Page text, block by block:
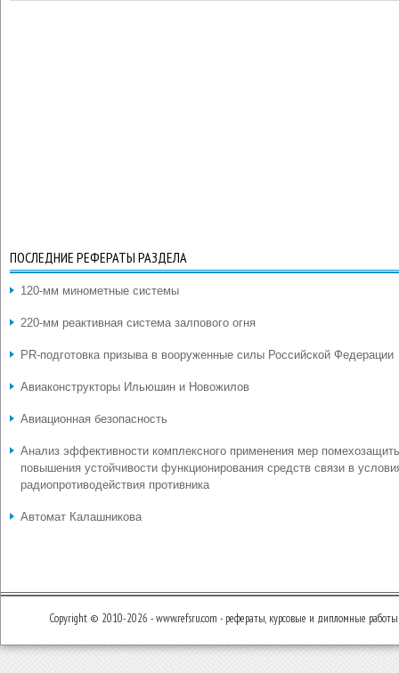
ПОСЛЕДНИЕ РЕФЕРАТЫ РАЗДЕЛА
120-мм минометные системы
220-мм реактивная система залпового огня
PR-подготовка призыва в вооруженные силы Российской Федерации
Авиаконструкторы Ильюшин и Новожилов
Авиационная безопасность
Анализ эффективности комплексного применения мер
повышения устойчивости функционирования средств связи в
радиопротиводействия противника
Автомат Калашникова
Copyright © 2010-2026 - www.refsru.com - рефераты, курсовые и дипломные работы